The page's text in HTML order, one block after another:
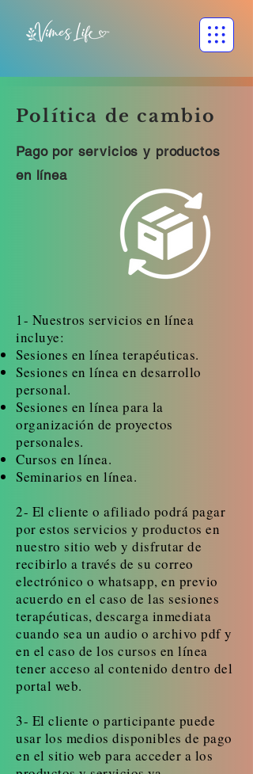
Política de cambio
Pago por servicios y productos
en línea
1- Nuestros servicios en línea
incluye:
Sesiones en línea terapéuticas.
Sesiones en línea en desarrollo
personal.
Sesiones en línea para la
organización de proyectos
personales.
Cursos en línea.
Seminarios en línea.
2- El cliente o afiliado podrá pagar
por estos servicios y productos en
nuestro sitio web y disfrutar de
recibirlo a través de su correo
electrónico o whatsapp, en previo
acuerdo en el caso de las sesiones
terapéuticas, descarga inmediata
cuando sea un audio o archivo pdf y
en el caso de los cursos en línea
tener acceso al contenido dentro del
portal web.
3- El cliente o participante puede
usar los medios disponibles de pago
en el sitio web para acceder a los